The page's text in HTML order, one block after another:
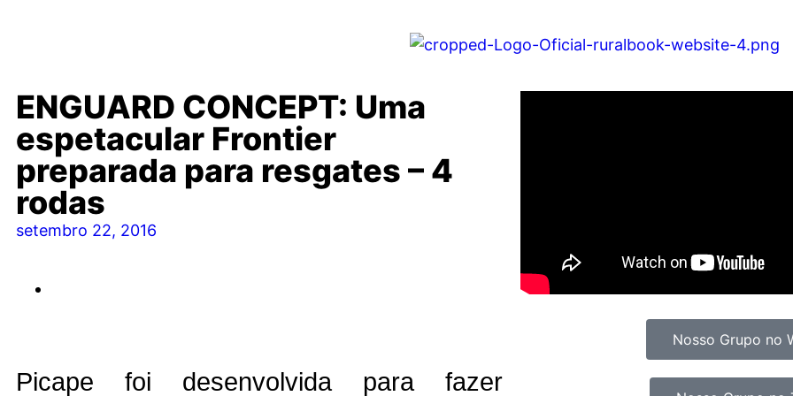
ENGUARD CONCEPT: Uma
espetacular Frontier
preparada para resgates – 4
rodas
setembro 22, 2016
Picape foi desenvolvida para fazer
Nosso Grupo no